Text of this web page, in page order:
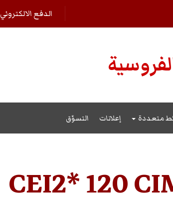
الدفع الالكتروني
متعددة إعلانات التسوّق
CEI2* 120